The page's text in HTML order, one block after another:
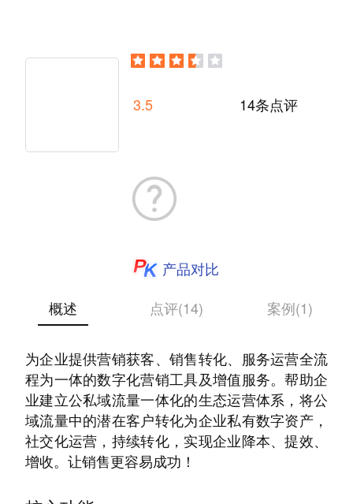
3.5 14条点评
产品对比
概述
点评(14) 案例(1)
为企业提供营销获客、销售转化、服务运营全流
程为一体的数字化营销工具及增值服务。帮助企
业建立公私域流量一体化的生态运营体系，将公
域流量中的潜在客户转化为企业私有数字资产，
社交化运营，持续转化，实现企业降本、提效、
增收。让销售更容易成功！